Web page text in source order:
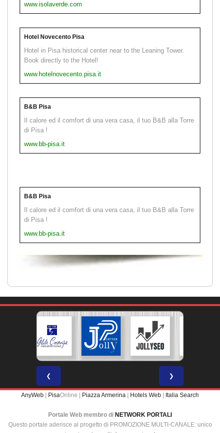
www.isolaverde.com
Hotel Novecento Pisa
Hotel in Pisa historical center near to the Leaning Tower.
Book directly to the Hotel!
www.hotelnovecento.pisa.it
B&B Pisa
Il calore ed il comfort di una vera casa, il tuo B&B alla Torre
di Pisa !
www.bb-pisa.it
B&B Pisa
Il calore ed il comfort di una vera casa, il tuo B&B alla Torre
di Pisa !
www.bb-pisa.it
❮ ❯
AnyWeb PisaOnline | Piazza Armerina Hotels Web Italia Search
Portale Web membro di NETWORK PORTALI
Questo portale aderisce al progetto di PROMOZIONE MULTI-CANALE: unico